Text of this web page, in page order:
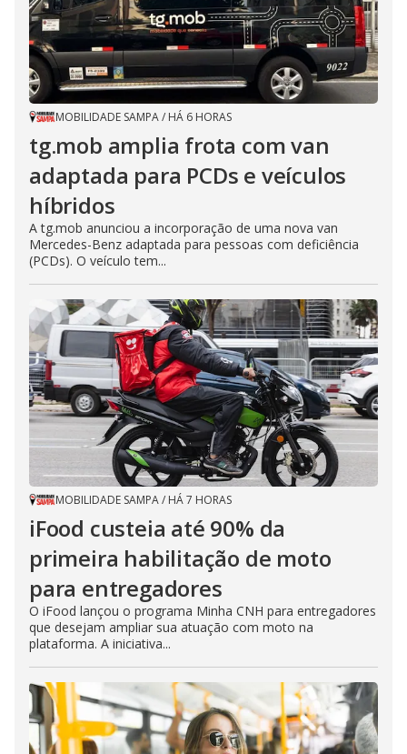
MOBILIDADE SAMPA/ HÁ 6 HORAS
tg.mob amplia frota com van
adaptada para PCDs e veículos
híbridos
A tg.mob anunciou a incorporação de uma nova van
Mercedes-Benz adaptada para pessoas com deficiência
(PCDs). O veículo tem...
MOBILIDADE SAMPA/ HÁ 7 HORAS
iFood custeia até 90% da
primeira habilitação de moto
para entregadores
O iFood lançou o programa Minha CNH para entregadores
que desejam ampliar sua atuação com moto na
plataforma. A iniciativa...